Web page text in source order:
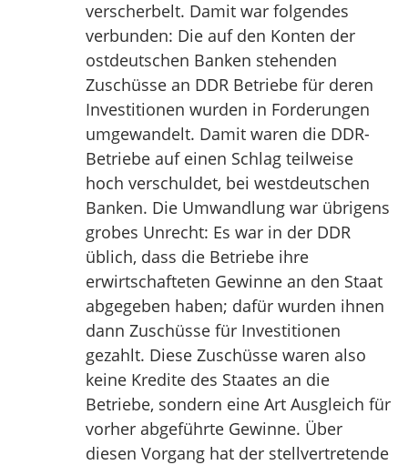
verscherbelt. Damit war folgendes
verbunden: Die auf den Konten der
ostdeutschen Banken stehenden
Zuschüsse an DDR Betriebe für deren
Investitionen wurden in Forderungen
umgewandelt. Damit waren die DDR-
Betriebe auf einen Schlag teilweise
hoch verschuldet, bei westdeutschen
Banken. Die Umwandlung war übrigens
grobes Unrecht: Es war in der DDR
üblich, dass die Betriebe ihre
erwirtschafteten Gewinne an den Staat
abgegeben haben; dafür wurden ihnen
dann Zuschüsse für Investitionen
gezahlt. Diese Zuschüsse waren also
keine Kredite des Staates an die
Betriebe, sondern eine Art Ausgleich für
vorher abgeführte Gewinne. Über
diesen Vorgang hat der stellvertretende